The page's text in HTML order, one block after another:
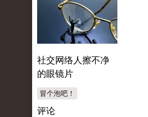
社交网络人擦不净
的眼镜片
冒个泡吧！
评论